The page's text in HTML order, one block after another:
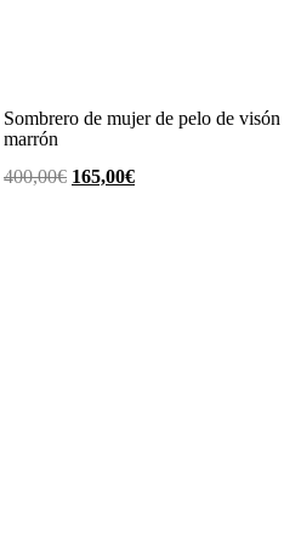
Sombrero de mujer de pelo de visón
marrón
400,00€ El
165,00€El